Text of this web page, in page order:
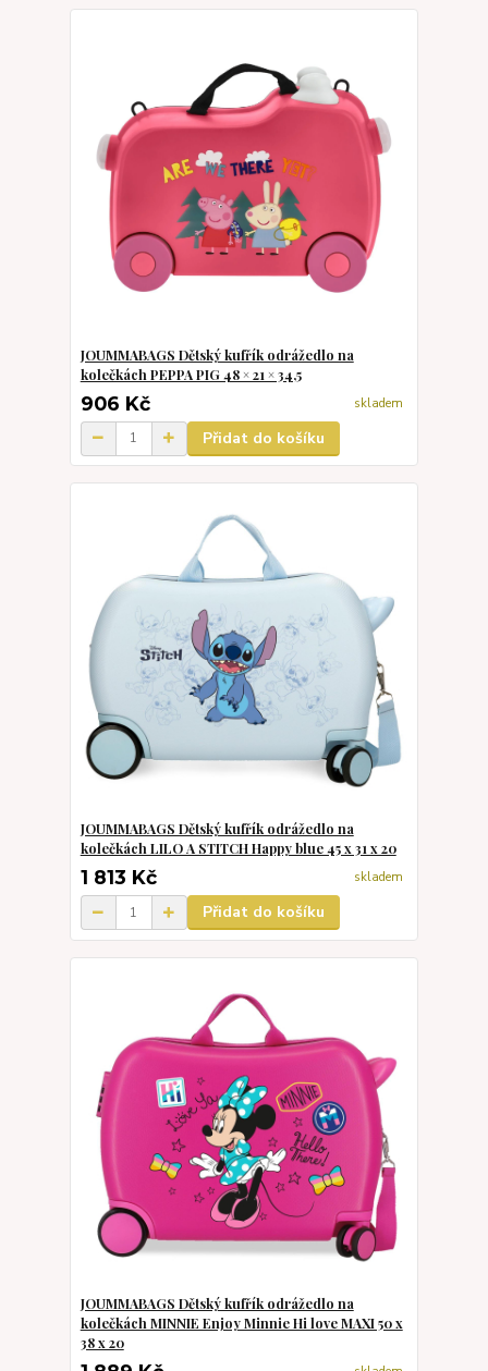
JOUMMABAGS Dětský kufřík odrážedlo na
kolečkách PEPPA PIG 48 × 21 × 34,5
906 Kč skladem
Přidat do košíku
JOUMMABAGS Dětský kufřík odrážedlo na
kolečkách LILO A STITCH Happy blue 45 x 31 x 20
1 813 Kč skladem
Přidat do košíku
JOUMMABAGS Dětský kufřík odrážedlo na
kolečkách MINNIE Enjoy Minnie Hi love MAXI 50 x
38 x 20